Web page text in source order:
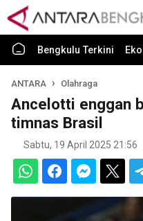
Bengkulu Terkini
ANTARA Olahraga
Ancelotti enggan
timnas Brasil
Sabtu, 19 April 2025 21:56